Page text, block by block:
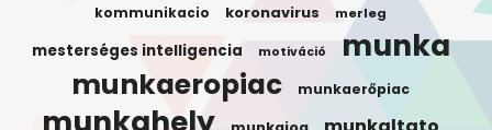
kommunikacio koronavirus merleg
mesterséges intelligencia motiváció munka
munkaeropiac munkaerőpiac
munkahely